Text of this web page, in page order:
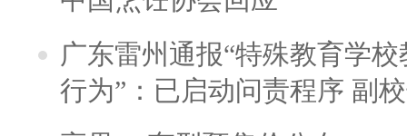
广东雷州通报“特殊教育学
行为”：已启动问责程序 副